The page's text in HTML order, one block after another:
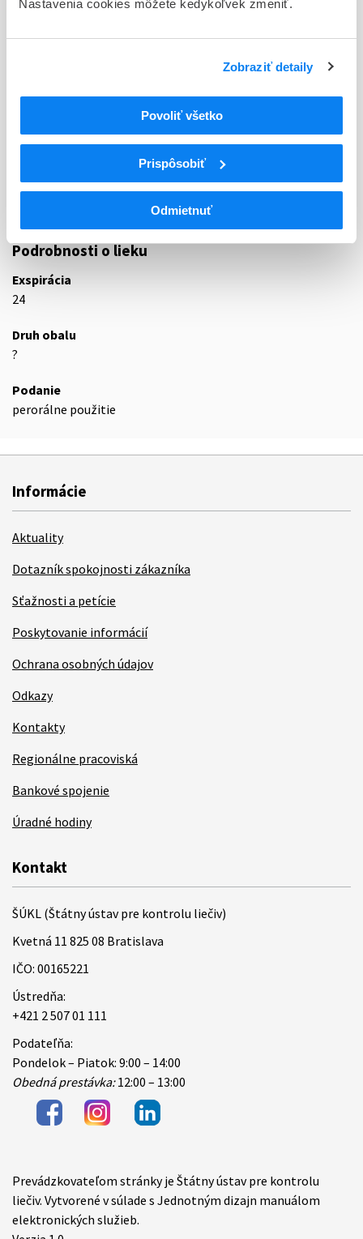
Nastavenia cookies môžete kedykoľvek zmeniť.
Zobraziť detaily
Povoliť všetko
Prispôsobiť
Odmietnuť
Respiračný systém
R06
Antihistaminiká na systémové použitie
Antihistaminiká na systémové použitie
R06AE
Deriváty piperazínu
Levocetirizín
Podrobnosti o lieku
Exspirácia
24
Druh obalu
?
Podanie
perorálne použitie
Informácie
Aktuality
Dotazník spokojnosti zákazníka
Sťažnosti a petície
Poskytovanie informácií
Ochrana osobných údajov
Odkazy
Kontakty
Regionálne pracoviská
Bankové spojenie
Úradné hodiny
Kontakt
ŠÚKL (Štátny ústav pre kontrolu liečiv)
Kvetná 11 825 08 Bratislava
IČO: 00165221
Ústredňa:
+421 2 507 01 111
Podateľňa:
Pondelok – Piatok: 9:00 – 14:00
Obedná prestávka:12:00 – 13:00
Items
Prevádzkovateľom stránky je Štátny ústav pre kontrolu
liečiv. Vytvorené v súlade s Jednotným dizajn manuálom
elektronických služieb.